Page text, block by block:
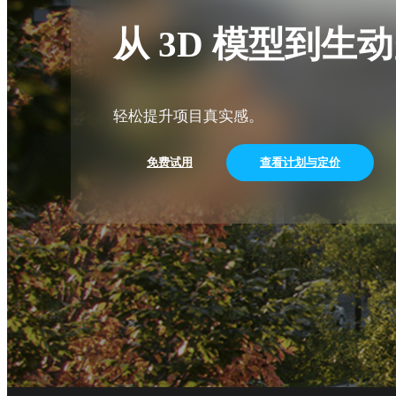
从 3D 模型到生
轻松提升项目真实感。
免费试用 查看计划与定价